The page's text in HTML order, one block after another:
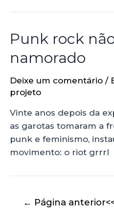
Punk rock
namorado
Deixe um comentário /
projeto
Vinte anos depois da
as garotas tomaram a
punk e feminismo,
movimento: o riot grrrl
← Página anterior